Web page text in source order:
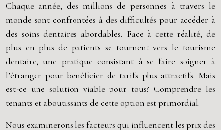
Chaque année, des millions de personnes à travers le
monde sont confrontées à des difficultés pour accéder à
des soins dentaires abordables. Face à cette réalité, de
plus en plus de patients se tournent vers le tourisme
dentaire, une pratique consistant à se faire soigner à
l’étranger pour bénéficier de tarifs plus attractifs. Mais
est-ce une solution viable pour tous? Comprendre les
tenants et aboutissants de cette option est primordial.
Nous examinerons les facteurs qui influencent les prix des